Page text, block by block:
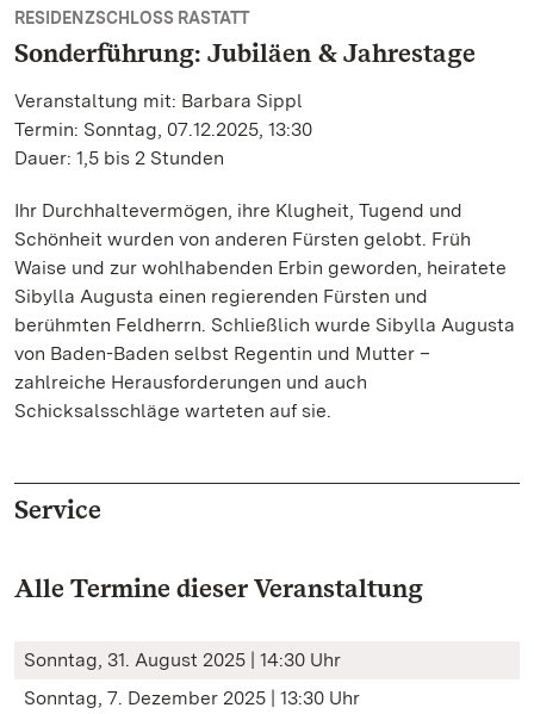
RESIDENZSCHLOSS RASTATT
Sonderführung: Jubiläen & Jahrestage
Veranstaltung mit: Barbara Sippl
Termin: Sonntag, 07.12.2025, 13:30
Dauer: 1,5 bis 2 Stunden
Ihr Durchhaltevermögen, ihre Klugheit, Tugend und
Schönheit wurden von anderen Fürsten gelobt. Früh
Waise und zur wohlhabenden Erbin geworden, heiratete
Sibylla Augusta einen regierenden Fürsten und
berühmten Feldherrn. Schließlich wurde Sibylla Augusta
von Baden-Baden selbst Regentin und Mutter –
zahlreiche Herausforderungen und auch
Schicksalsschläge warteten auf sie.
Service
Alle Termine dieser Veranstaltung
Sonntag, 31. August 2025 | 14:30 Uhr
Sonntag, 7. Dezember 2025 | 13:30 Uhr